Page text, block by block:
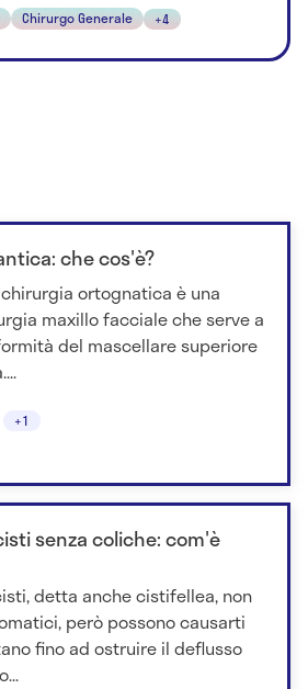
Chirurgo Generale +4
che cos'è?
ortognatica è una
maxillo facciale che serve a
del mascellare superiore
+1
senza coliche: com'è
detta anche cistifellea, non
però possono causarti
fino ad ostruire il deflusso